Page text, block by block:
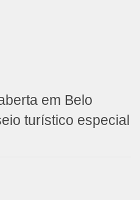
em Belo
turístico especial